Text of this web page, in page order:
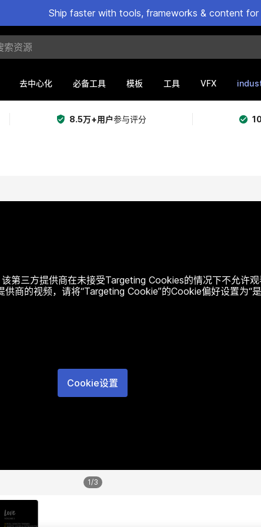
Ship faster with tools, frameworks & content
去中心化 必备工具 模板 工具 VFX
8.5万+用户参与评分
第三方提供商在未接受Targeting Cookies的情况下不允许
商的视频，请将“Targeting Cookie”的Cookie偏好设置为“是
Cookie设置
1/3